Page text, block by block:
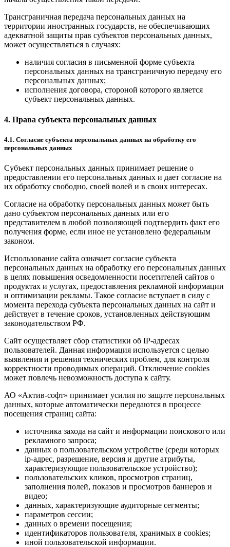
Трансграничная передача персональных данных на
территории иностранных государств, не обеспечивающих
адекватной защиты прав субъектов персональных данных,
может осуществляться в случаях:
наличия согласия в письменной форме субъекта
персональных данных на трансграничную передачу его
персональных данных;
исполнения договора, стороной которого является
субъект персональных данных.
4. Права субъекта персональных данных
4.1. Согласие субъекта персональных данных на обработку его
персональных данных
Субъект персональных данных принимает решение о
предоставлении его персональных данных и дает согласие на
их обработку свободно, своей волей и в своих интересах.
Согласие на обработку персональных данных может быть
дано субъектом персональных данных или его
представителем в любой позволяющей подтвердить факт его
получения форме, если иное не установлено федеральным
законом.
Использование сайта означает согласие субъекта
персональных данных на обработку его персональных данных
в целях повышения осведомленности посетителей сайтов о
продуктах и услугах, предоставления рекламной информации
и оптимизации рекламы. Такое согласие вступает в силу с
момента перехода субъекта персональных данных на сайт и
действует в течение сроков, установленных действующим
законодательством РФ.
Сайт осуществляет сбор статистики об IP-адресах
пользователей. Данная информация используется с целью
выявления и решения технических проблем, для контроля
корректности проводимых операций. Отключение cookies
может повлечь невозможность доступа к сайту.
АО «Актив-софт» принимает усилия по защите персональных
данных, которые автоматически передаются в процессе
посещения страниц сайта:
источника захода на сайт и информации поискового или
рекламного запроса;
данных о пользовательском устройстве (среди которых
ip-адрес, разрешение, версия и другие атрибуты,
характеризующие пользовательское устройство);
пользовательских кликов, просмотров страниц,
заполнения полей, показов и просмотров баннеров и
видео;
данных, характеризующие аудиторные сегменты;
параметров сессии;
данных о времени посещения;
идентификаторов пользователя, хранимых в cookies;
иной пользовательской информации.